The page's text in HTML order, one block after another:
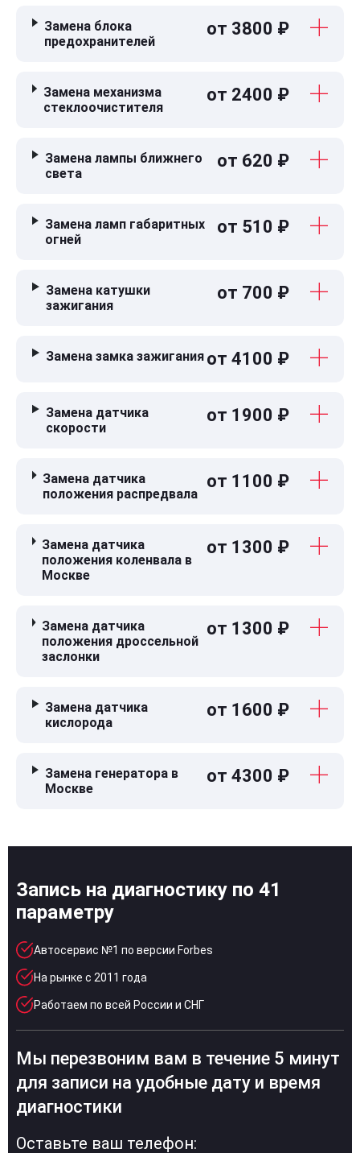
Замена блока
предохранителей
от 3800 ₽
Замена механизма
стеклоочистителя
от 2400 ₽
Замена лампы ближнего
света
от 620 ₽
Замена ламп габаритных
огней
от 510 ₽
Замена катушки
зажигания
от 700 ₽
Замена замка зажигания от 4100 ₽
Замена датчика
скорости
от 1900 ₽
Замена датчика
положения распредвала
от 1100 ₽
Замена датчика
положения коленвала в
Москве
от 1300 ₽
Замена датчика
положения дроссельной
заслонки
от 1300 ₽
Замена датчика
кислорода
от 1600 ₽
Замена генератора в
Москве
от 4300 ₽
Запись на диагностику по 41
параметру
Автосервис №1 по версии Forbes
На рынке с 2011 года
Работаем по всей России и СНГ
Мы перезвоним вам в течение 5 минут
для записи на удобные дату и время
диагностики
Оставьте ваш телефон: